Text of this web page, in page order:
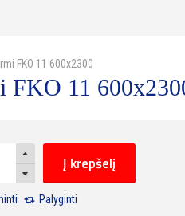
FKO 11 600x2300
FKO 11
Į krepšelį
Palyginti